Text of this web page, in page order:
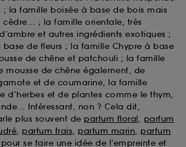
; la famille boisée à base de bois mais
; la famille orientale, très
et autres ingrédients exotiques ;
de fleurs ; la famille Chypre à base
de chêne et patchouli ; la famille
mousse de chêne également, de
et de coumarine, la famille
d’herbes et de plantes comme le thym,
Intéressant, non ? Cela dit,
plus souvent de parfum floral, parfum
, parfum frais, parfum marin, parfum
se faire une idée de l’empreinte et